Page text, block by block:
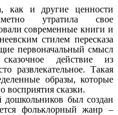
и другие ценности
утратила свое
современные книги и
стилем пересказа
первоначальный смысл
действие из
развлекательное. Такая
образы, которые
восприятия сказки.
был создан
фольклорный жанр –